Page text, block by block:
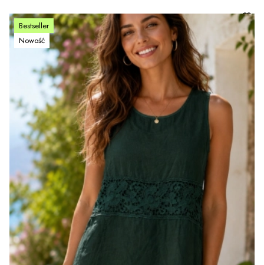
Bestseller
Nowość